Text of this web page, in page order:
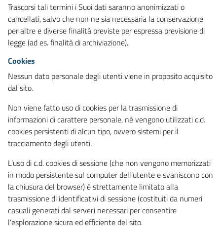
Trascorsi tali termini i Suoi dati saranno anonimizzati o
cancellati, salvo che non ne sia necessaria la conservazione
per altre e diverse finalità previste per espressa previsione di
legge (ad es. finalità di archiviazione).
Cookies
Nessun dato personale degli utenti viene in proposito acquisito
dal sito.
Non viene fatto uso di cookies per la trasmissione di
informazioni di carattere personale, né vengono utilizzati c.d.
cookies persistenti di alcun tipo, ovvero sistemi per il
tracciamento degli utenti.
L’uso di c.d. cookies di sessione (che non vengono memorizzati
in modo persistente sul computer dell’utente e svaniscono con
la chiusura del browser) è strettamente limitato alla
trasmissione di identificativi di sessione (costituiti da numeri
casuali generati dal server) necessari per consentire
l’esplorazione sicura ed efficiente del sito.